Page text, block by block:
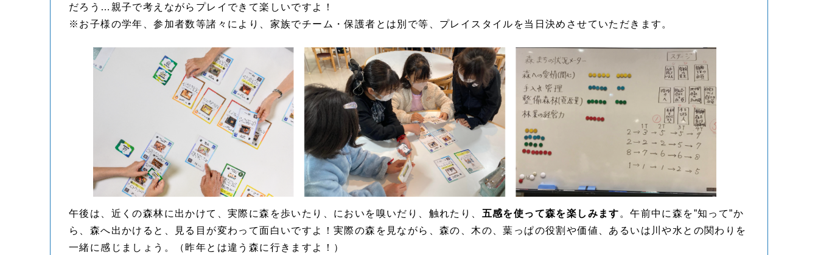
だろう…親子で考えながらプレイできて楽しいですよ！
※お子様の学年、参加者数等諸々により、家族でチーム・保護者とは別で等、プレイスタイルを当日決めさせていただきます。
午後は、近くの森林に出かけて、実際に森を歩いたり、においを嗅いだり、触れたり、 五感を使って森を楽しみます 。午前中に森を”知って”か
ら、森へ出かけると、見る目が変わって面白いですよ！実際の森を見ながら、森の、木の、葉っぱの役割や価値、あるいは川や水との関わりを
一緒に感じましょう。（昨年とは違う森に行きますよ！）